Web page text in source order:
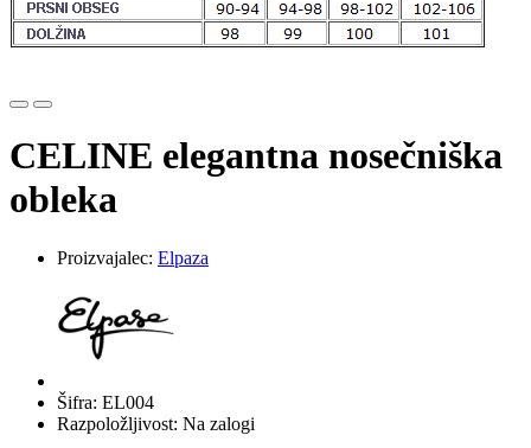
CELINE elegantna nosečniška
obleka
Proizvajalec: Elpaza
Šifra: EL004
Razpoložljivost: Na zalogi